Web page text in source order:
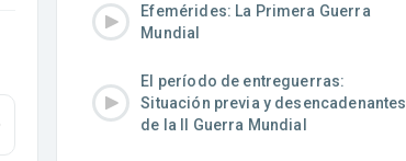
Efemérides: La Primera Guerra
Mundial
El período de entreguerras:
Situación previa y desencadenantes
de la II Guerra Mundial